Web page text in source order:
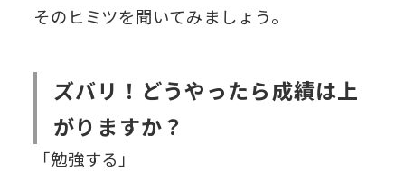
そのヒミツを聞いてみましょう。
ズバリ！どうやったら成績は上
がりますか？
「勉強する」